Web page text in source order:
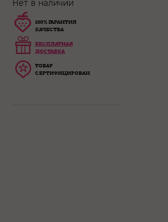
Нет в наличии
100% ГАРАНТИЯ
КАЧЕСТВА
БЕСПЛАТНАЯ
ДОСТАВКА
ТОВАР
СЕРТИФИЦИРОВАН